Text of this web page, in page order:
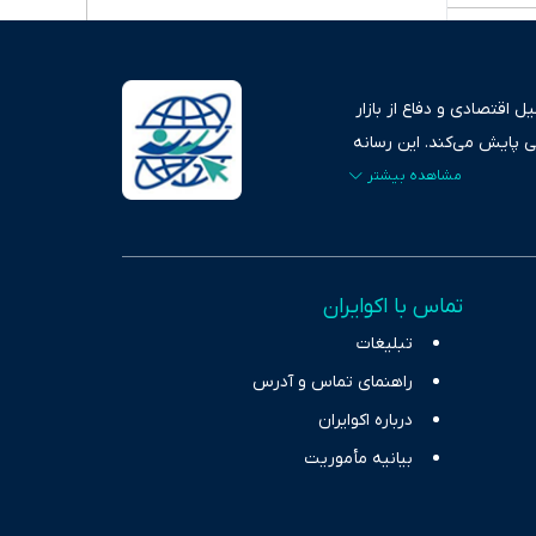
و دفاع از بازار
پایش می‌کند. این رسانه
بازارهای مالی،
حوزه‌های اثرگذار بر
تماس با اکوایران
تبلیغات
راهنمای تماس و آدرس
درباره اکوایران
بیانیه مأموریت